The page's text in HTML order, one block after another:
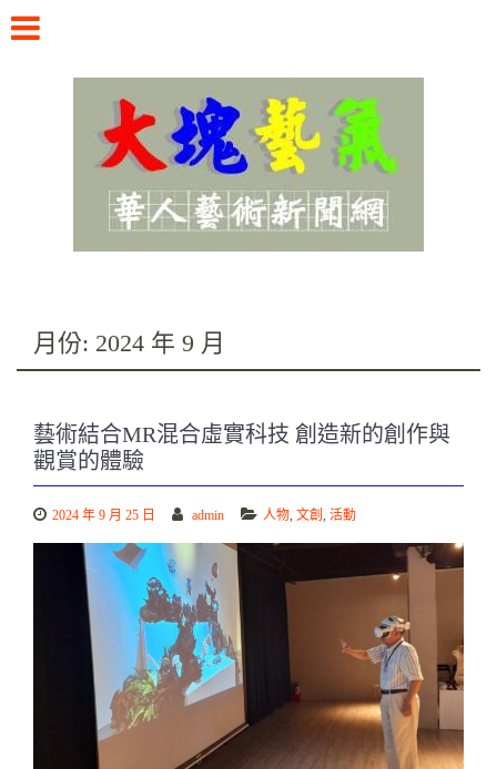
content
月份: 2024 年 9 月
藝術結合MR混合虛實科技 創造新的創作與
觀賞的體驗
2024 年 9 月 25 日 admin 人物, 文創 , 活動